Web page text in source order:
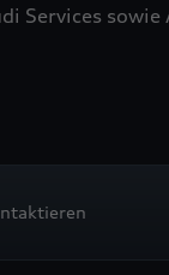
Services